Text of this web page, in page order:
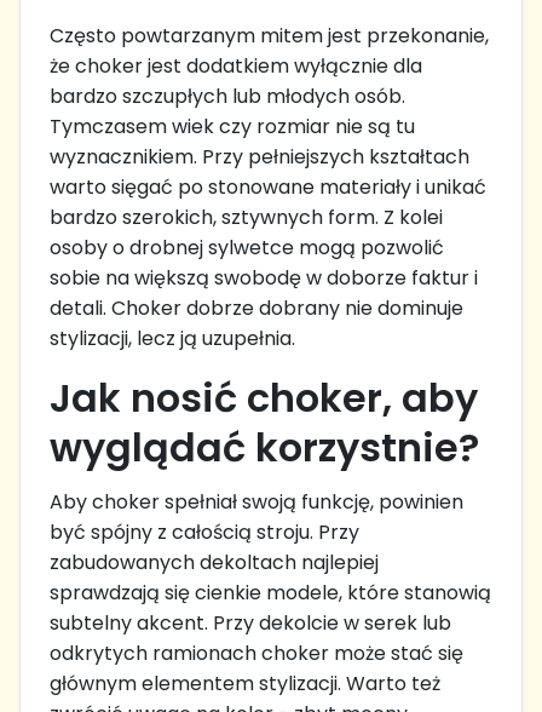
Często powtarzanym mitem jest przekonanie,
że choker jest dodatkiem wyłącznie dla
bardzo szczupłych lub młodych osób.
Tymczasem wiek czy rozmiar nie są tu
wyznacznikiem. Przy pełniejszych kształtach
warto sięgać po stonowane materiały i unikać
bardzo szerokich, sztywnych form. Z kolei
osoby o drobnej sylwetce mogą pozwolić
sobie na większą swobodę w doborze faktur i
detali. Choker dobrze dobrany nie dominuje
stylizacji, lecz ją uzupełnia.
Jak nosić choker, aby
wyglądać korzystnie?
Aby choker spełniał swoją funkcję, powinien
być spójny z całością stroju. Przy
zabudowanych dekoltach najlepiej
sprawdzają się cienkie modele, które stanowią
subtelny akcent. Przy dekolcie w serek lub
odkrytych ramionach choker może stać się
głównym elementem stylizacji. Warto też